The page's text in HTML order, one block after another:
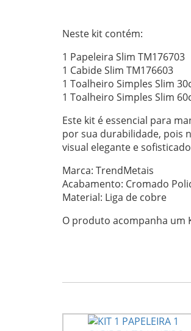
Neste kit contém:
1 Papeleira Slim TM176703
1 Cabide Slim TM176603
1 Toalheiro Simples Slim
1 Toalheiro Simples Slim
Este kit é essencial para
por sua durabilidade, pois
visual elegante e
Marca: TrendMetais
Acabamento: Cromado
Material: Liga de cobre
O produto acompanha um